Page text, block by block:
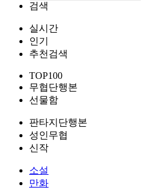
검색
실시간
인기
추천검색
TOP100
무협단행본
선물함
판타지단행본
성인무협
신작
소설
만화